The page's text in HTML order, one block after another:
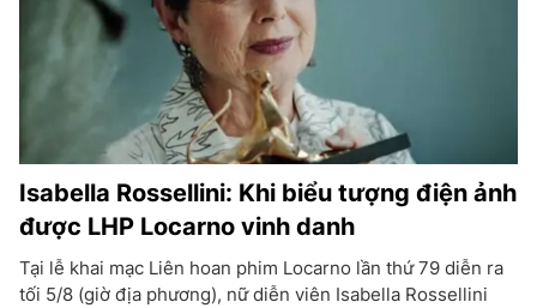
Isabella Rossellini: Khi biểu tượng điện ảnh
được LHP Locarno vinh danh
Tại lễ khai mạc Liên hoan phim Locarno lần thứ 79 diễn ra
tối 5/8 (giờ địa phương), nữ diễn viên Isabella Rossellini